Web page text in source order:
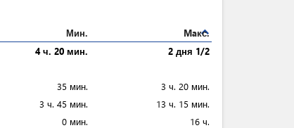
expand_less
Мин.
Maкс.
4 ч. 20 мин.
2 дня 1/2
35 мин.
3 ч. 20 мин.
3 ч. 45 мин.
13 ч. 15 мин.
0 мин. 16 ч.